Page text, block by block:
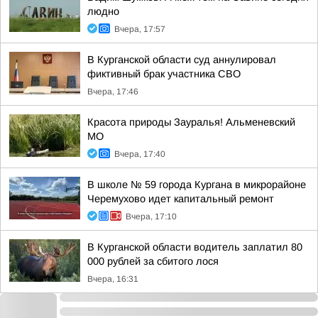
людно
Вчера, 17:57
В Курганской области суд аннулировал
фиктивный брак участника СВО
Вчера, 17:46
Красота природы Зауралья! Альменевский
МО
Вчера, 17:40
В школе № 59 города Кургана в микрорайоне
Черемухово идет капитальный ремонт
Вчера, 17:10
В Курганской области водитель заплатил 80
000 рублей за сбитого лося
Вчера, 16:31